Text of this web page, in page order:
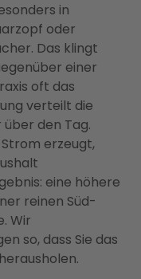
in
oder
Das klingt
einer
oft das
verteilt die
den Tag.
erzeugt,
eine höhere
reinen Süd-
Wir
so, dass Sie das